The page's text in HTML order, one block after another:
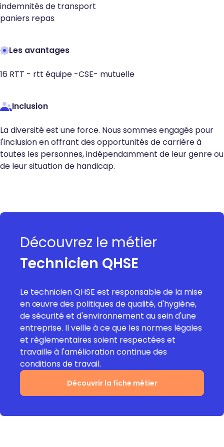
indemnités de transport
paniers repas
Les avantages
16 RTT - rtt équipe -CSE- mutuelle
Inclusion
La diversité est une force. Nous sommes engagés pour
l'inclusion en offrant des opportunités de carrière à
toutes les personnes, indépendamment de leur genre ou
de leur situation de handicap.
Découvrez le métier
Technicien QHSE
Le technicien QHSE est responsable de la mise
en œuvre des politiques de qualité, d'hygiène,
de sécurité et d'environnement au sein d'une
entreprise. Il veille à ce que les normes légales
et règlementaires soient respectées et
travaille à l'amélioration continue des
conditions de travail.
Découvrir la fiche métier